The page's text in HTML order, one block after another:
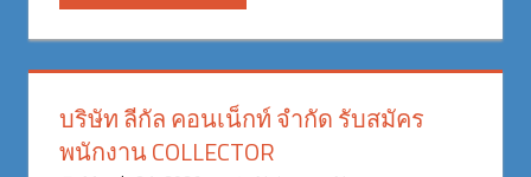
บริษัท ลีกัล คอนเน็กท์ จำกัด รับสมัคร
พนักงาน COLLECTOR